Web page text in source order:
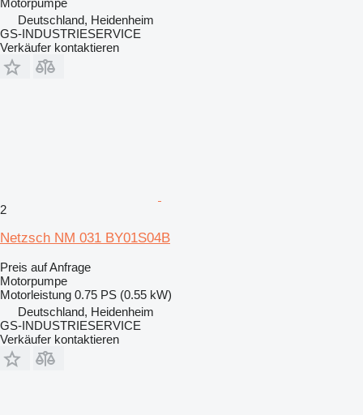
Motorpumpe
Deutschland, Heidenheim
GS-INDUSTRIESERVICE
Verkäufer kontaktieren
2
Netzsch NM 031 BY01S04B
Preis auf Anfrage
Motorpumpe
Motorleistung 0.75 PS (0.55 kW)
Deutschland, Heidenheim
GS-INDUSTRIESERVICE
Verkäufer kontaktieren